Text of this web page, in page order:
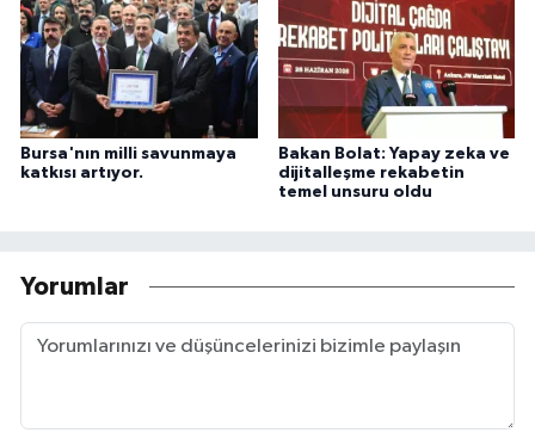
Bursa'nın milli savunmaya
katkısı artıyor.
Bakan Bolat: Yapay zeka ve
dijitalleşme rekabetin
temel unsuru oldu
Yorumlar